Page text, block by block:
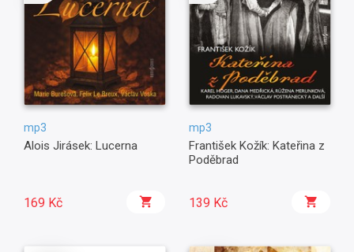
mp3
Alois Jirásek: Lucerna
169 Kč
mp3
František Kožík: Kateřina z
Poděbrad
139 Kč